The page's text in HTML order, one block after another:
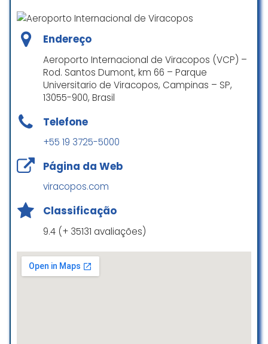
Endereço
Aeroporto Internacional de Viracopos (VCP) –
Rod. Santos Dumont, km 66 – Parque
Universitario de Viracopos, Campinas – SP,
13055-900, Brasil
Telefone
+55 19 3725-5000
Página da Web
viracopos.com
Classificação
9.4 (+ 35131 avaliações)